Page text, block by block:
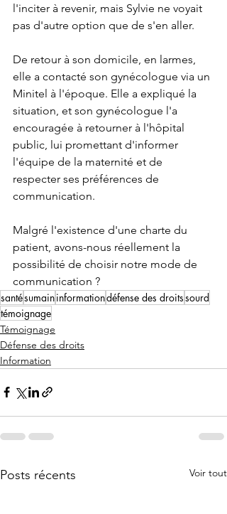
l'inciter à revenir, mais Sylvie ne voyait
pas d'autre option que de s'en aller.
De retour à son domicile, en larmes,
elle a contacté son gynécologue via un
Minitel à l'époque. Elle a expliqué la
situation, et son gynécologue l'a
encouragée à retourner à l'hôpital
public, lui promettant d'informer
l'équipe de la maternité et de
respecter ses préférences de
communication.
Malgré l'existence d'une charte du
patient, avons-nous réellement la
possibilité de choisir notre mode de
communication ?
santésumaininformationdéfense des droitssourd
témoignage
Témoignage
Défense des droits
Information
Posts récents Voir tout